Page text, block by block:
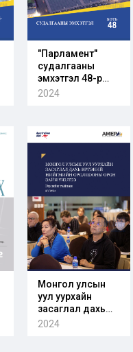
"Парламент"
судалгааны
эмхэтгэл 48-р
боть
2024
Монгол улсын
уул уурхайн
засаглал дахь
иргэний
2024